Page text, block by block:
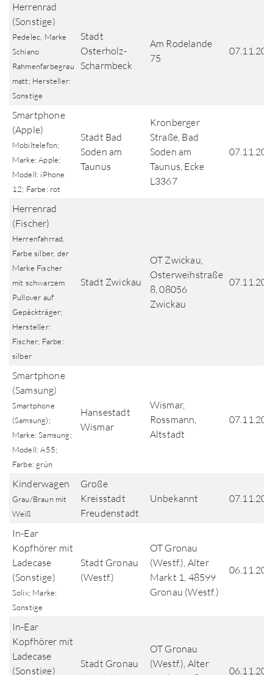
Herrenrad
(Sonstige)
Pedelec, Marke
Schiano
Rahmenfarbegrau
matt; Hersteller:
Sonstige
Stadt
Osterholz-
Scharmbeck
Am Rodelande
75
Smartphone
(Apple)
Mobiltelefon;
Marke: Apple;
Modell: iPhone
12; Farbe: rot
Stadt Bad
Soden am
Taunus
Kronberger
Straße, Bad
Soden am
Taunus, Ecke
L3367
Herrenrad
(Fischer)
Herrenfahrrad,
Farbe silber, der
Marke Fischer
mit schwarzem
Pullover auf
Gepäckträger;
Hersteller:
Fischer; Farbe:
silber
Stadt Zwickau
OT Zwickau,
Osterweihstraße
8, 08056
Zwickau
Smartphone
(Samsung)
Smartphone
(Samsung);
Marke: Samsung;
Modell: A55;
Farbe: grün
Hansestadt
Wismar
Wismar,
Rossmann,
Altstadt
Kinderwagen
Grau/Braun mit
Weiß
Große
Kreisstadt
Freudenstadt
Unbekannt
In-Ear
Kopfhörer mit
Ladecase
(Sonstige)
Solix; Marke:
Sonstige
Stadt Gronau
(Westf.)
OT Gronau
(Westf.), Alter
Markt 1, 48599
Gronau (Westf.)
In-Ear
Kopfhörer mit
Ladecase
(Sonstige)
Stadt Gronau
OT Gronau
(Westf.), Alter